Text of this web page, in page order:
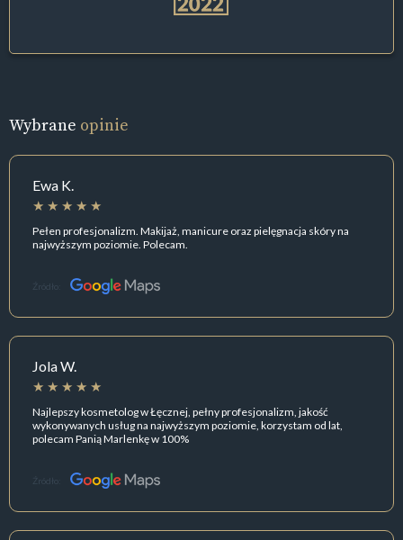
Wybrane opinie
Ewa K.
Pełen profesjonalizm. Makijaż, manicure oraz pielęgnacja skóry na
najwyższym poziomie. Polecam.
Źródło:
Jola W.
Najlepszy kosmetolog w Łęcznej, pełny profesjonalizm, jakość
wykonywanych usług na najwyższym poziomie, korzystam od lat,
polecam Panią Marlenkę w 100%
Źródło: